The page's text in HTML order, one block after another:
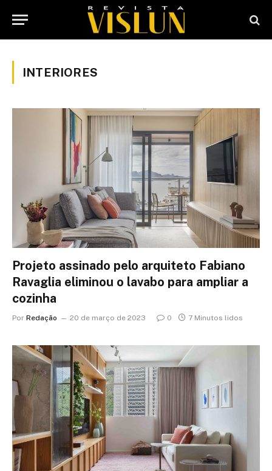
INTERIORES
Projeto assinado pelo arquiteto Fabiano
Ravaglia eliminou o lavabo para ampliar a
cozinha
Por Redação 20 de março de 2023 0 7 Minutos lidos